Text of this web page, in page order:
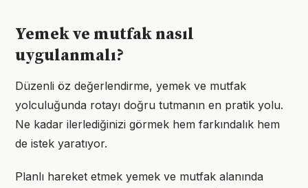
Yemek ve mutfak nasıl
uygulanmalı?
Düzenli öz değerlendirme, yemek ve mutfak
yolculuğunda rotayı doğru tutmanın en pratik yolu.
Ne kadar ilerlediğinizi görmek hem farkındalık hem
de istek yaratıyor.
Planlı hareket etmek yemek ve mutfak alanında